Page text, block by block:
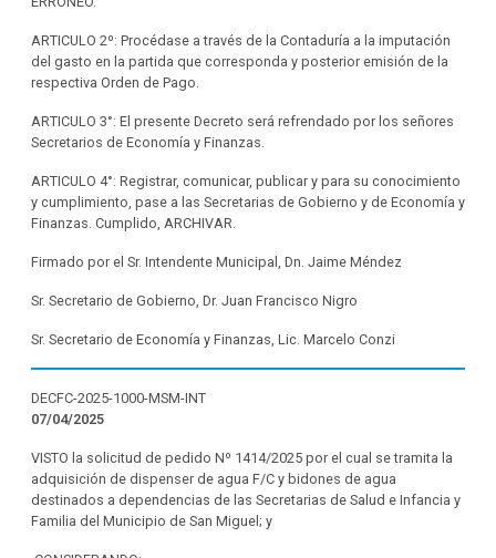
ARTICULO 2º: Procédase a través de la Contaduría a la imputación
del gasto en la partida que corresponda y posterior emisión de la
respectiva Orden de Pago.
ARTICULO 3°: El presente Decreto será refrendado por los señores
Secretarios de Economía y Finanzas.
ARTICULO 4°: Registrar, comunicar, publicar y para su conocimiento
y cumplimiento, pase a las Secretarias de Gobierno y de Economía y
Finanzas. Cumplido, ARCHIVAR.
Firmado por el Sr. Intendente Municipal, Dn. Jaime Méndez
Sr. Secretario de Gobierno, Dr. Juan Francisco Nigro
Sr. Secretario de Economía y Finanzas, Lic. Marcelo Conzi
DECFC-2025-1000-MSM-INT
07/04/2025
VISTO la solicitud de pedido Nº 1414/2025 por el cual se tramita la
adquisición de dispenser de agua F/C y bidones de agua
destinados a dependencias de las Secretarias de Salud e Infancia y
Familia del Municipio de San Miguel; y